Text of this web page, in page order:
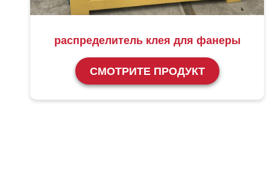
распределитель клея для фанеры
СМОТРИТЕ ПРОДУКТ